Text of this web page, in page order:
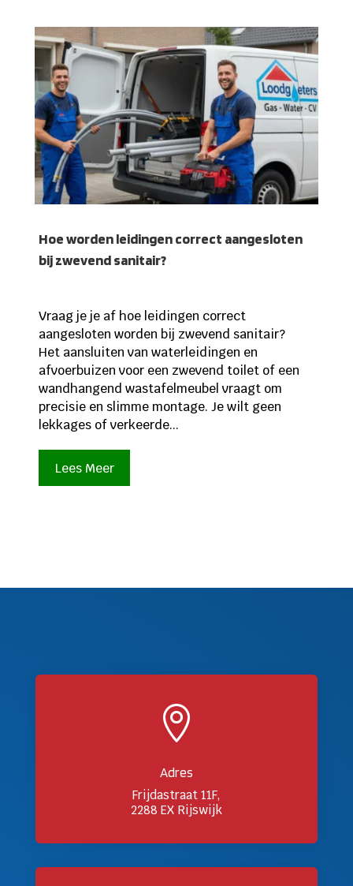
Hoe worden leidingen correct aangesloten
bij zwevend sanitair?
Vraag je je af hoe leidingen correct
aangesloten worden bij zwevend sanitair?
Het aansluiten van waterleidingen en
afvoerbuizen voor een zwevend toilet of een
wandhangend wastafelmeubel vraagt om
precisie en slimme montage. Je wilt geen
lekkages of verkeerde...
Lees Meer

Adres
Frijdastraat 11F,
2288 EX Rijswijk